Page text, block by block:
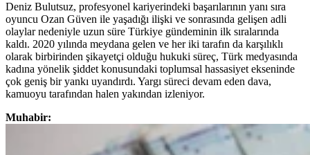
Deniz Bulutsuz, profesyonel kariyerindeki başarılarının yanı sıra
oyuncu Ozan Güven ile yaşadığı ilişki ve sonrasında gelişen adli
olaylar nedeniyle uzun süre Türkiye gündeminin ilk sıralarında
kaldı. 2020 yılında meydana gelen ve her iki tarafın da karşılıklı
olarak birbirinden şikayetçi olduğu hukuki süreç, Türk medyasında
kadına yönelik şiddet konusundaki toplumsal hassasiyet ekseninde
çok geniş bir yankı uyandırdı. Yargı süreci devam eden dava,
kamuoyu tarafından halen yakından izleniyor.
Muhabir: